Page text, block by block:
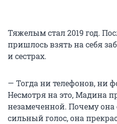
Тяжелым стал 2019 год.
пришлось взять на себя
и сестрах.
— Тогда ни телефонов, ни
Несмотря на это, Мадина
незамеченной. Почему она
сильный голос, она